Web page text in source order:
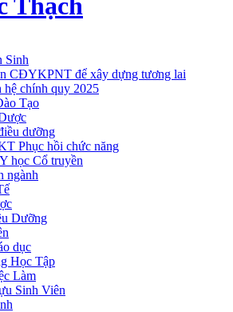
Thạch
Sinh
CĐYKPNT để xây dựng tương lai
hệ chính quy 2025
Tạo
dưỡng
Phục hồi chức năng
học Cổ truyền
ngành
Dưỡng
dục
Học Tập
Làm
Sinh Viên